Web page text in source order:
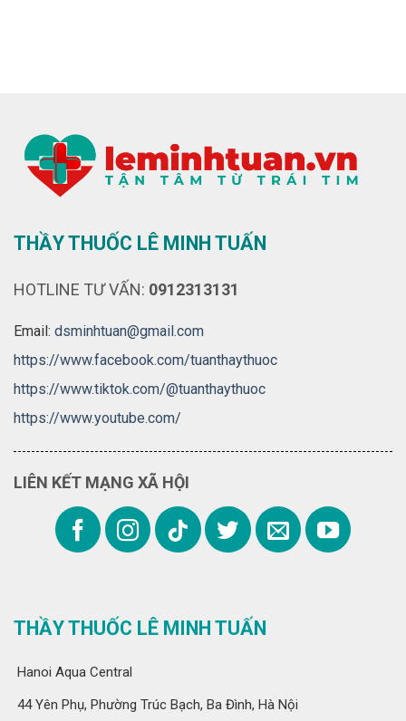
THẦY THUỐC LÊ MINH TUẤN
HOTLINE TƯ VẤN: 0912313131
Email: dsminhtuan@gmail.com
https://www.facebook.com/tuanthaythuoc
https://www.tiktok.com/@tuanthaythuoc
https://www.youtube.com/
LIÊN KẾT MẠNG XÃ HỘI
THẦY THUỐC LÊ MINH TUẤN
Hanoi Aqua Central
44 Yên Phụ, Phường Trúc Bạch, Ba Đình, Hà Nội